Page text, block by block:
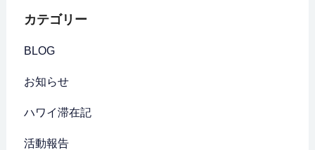
カテゴリー
BLOG
お知らせ
ハワイ滞在記
活動報告